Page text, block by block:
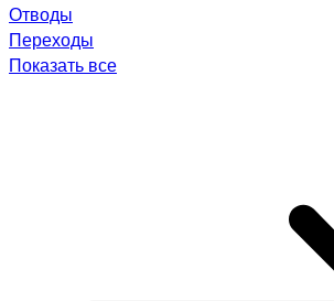
Отводы
Переходы
Показать все